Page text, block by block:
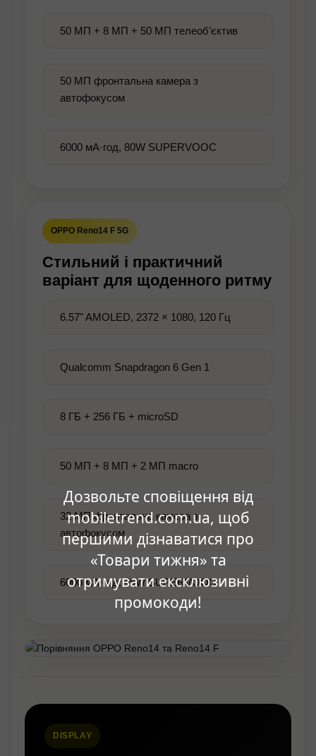
Дозвольте сповіщення від
mobiletrend.com.ua, щоб
першими дізнаватися про
«Товари тижня» та
отримувати ексклюзивні
промокоди!
50 МП + 8 МП + 50 МП телеоб’єктив
50 МП фронтальна камера з
автофокусом
6000 мА·год, 80W SUPERVOOC
OPPO Reno14 F 5G
Стильний і практичний
варіант для щоденного ритму
6.57" AMOLED, 2372 × 1080, 120 Гц
Qualcomm Snapdragon 6 Gen 1
8 ГБ + 256 ГБ + microSD
50 МП + 8 МП + 2 МП macro
32 МП фронтальна камера з
автофокусом
6000 мА·год, 45W SUPERVOOC
DISPLAY